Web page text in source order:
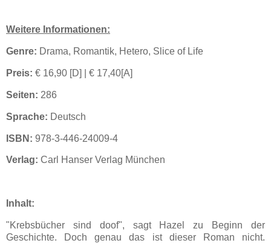
Weitere Informationen:
Genre: Drama, Romantik, Hetero, Slice of Life
Preis: € 16,90 [D] | € 17,40[A]
Seiten: 286
Sprache: Deutsch
ISBN: 978-3-446-24009-4
Verlag: Carl Hanser Verlag München
Inhalt:
"Krebsbücher sind doof", sagt Hazel zu Beginn der
Geschichte. Doch genau das ist dieser Roman nicht.